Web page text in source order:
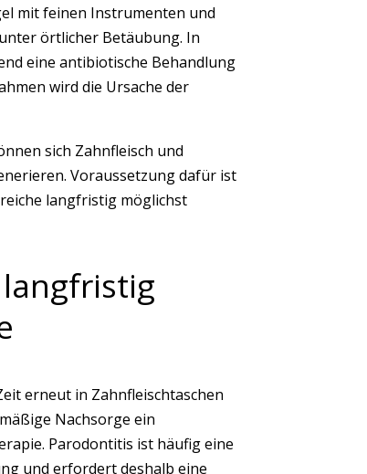
mit feinen Instrumenten und
örtlicher Betäubung. In
eine antibiotische Behandlung
wird die Ursache der
sich Zahnfleisch und
Voraussetzung dafür ist
langfristig möglichst
erneut in Zahnfleischtaschen
Nachsorge ein
Parodontitis ist häufig eine
und erfordert deshalb eine